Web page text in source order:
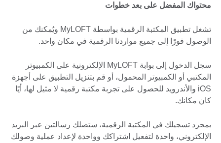
محتواك المفضل على بعد خطوات
تشغل تطبيق المكتبة الرقمية بواسطة MyLOFT ويُمكنك من
الوصول فورًا إلى جميع مواردنا الرقمية في مكان واحد.
سجل الدخول إلى بوابة MyLOFT الإلكترونية على الكمبيوتر
المكتبي أو الكمبيوتر المحمول، أو قم بتنزيل التطبيق على أجهزة
iOS والأندرويد للحصول على تجربة مكتبة رقمية لا مثيل لها، أيًا
كان مكانك.
بمجرد تسجيلك في المكتبة الرقمية، ستصلك رسالتين عبر البريد
الإلكتروني، واحدة لتفعيل اشتراكك وواحدة لإعداد عملية وصولك